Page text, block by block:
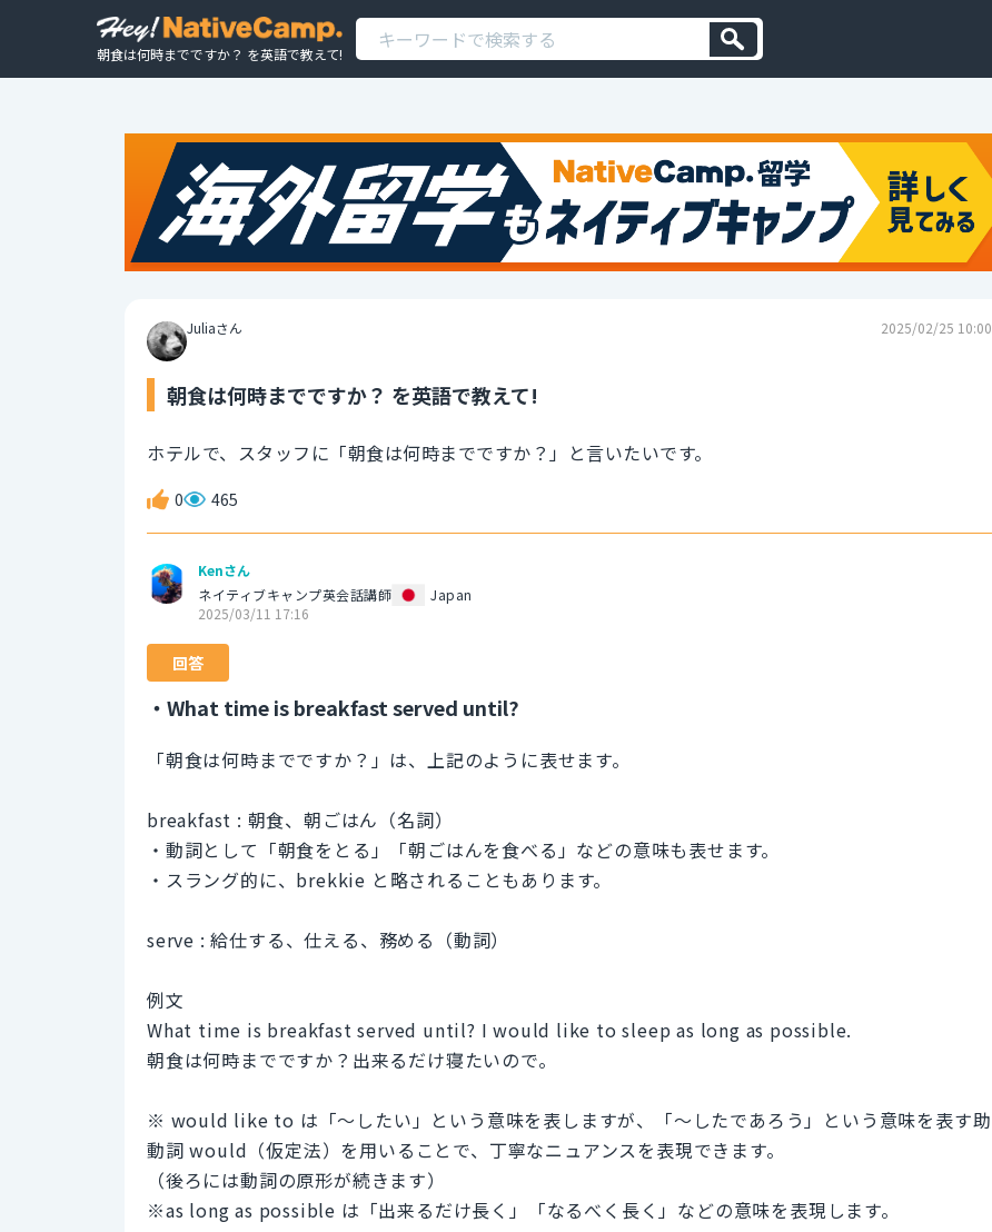
朝食は何時までですか？ を英語で教えて!
Juliaさん 2025/02/25 10:00
朝食は何時までですか？ を英語で教えて!
ホテルで、スタッフに「朝食は何時までですか？」と言いたいです。
0 465
Kenさん
ネイティブキャンプ英会話講師
Japan
2025/03/11 17:16
回答
・What time is breakfast served until?
「朝食は何時までですか？」は、上記のように表せます。
breakfast : 朝食、朝ごはん（名詞）
・動詞として「朝食をとる」「朝ごはんを食べる」などの意味も表せます。
・スラング的に、brekkie と略されることもあります。
serve : 給仕する、仕える、務める（動詞）
例文
What time is breakfast served until? I would like to sleep as long as possible.
朝食は何時までですか？出来るだけ寝たいので。
※ would like to は「～したい」という意味を表しますが、「～したであろう」という意味を表す助
動詞 would（仮定法）を用いることで、丁寧なニュアンスを表現できます。
（後ろには動詞の原形が続きます）
※as long as possible は「出来るだけ長く」「なるべく長く」などの意味を表現します。